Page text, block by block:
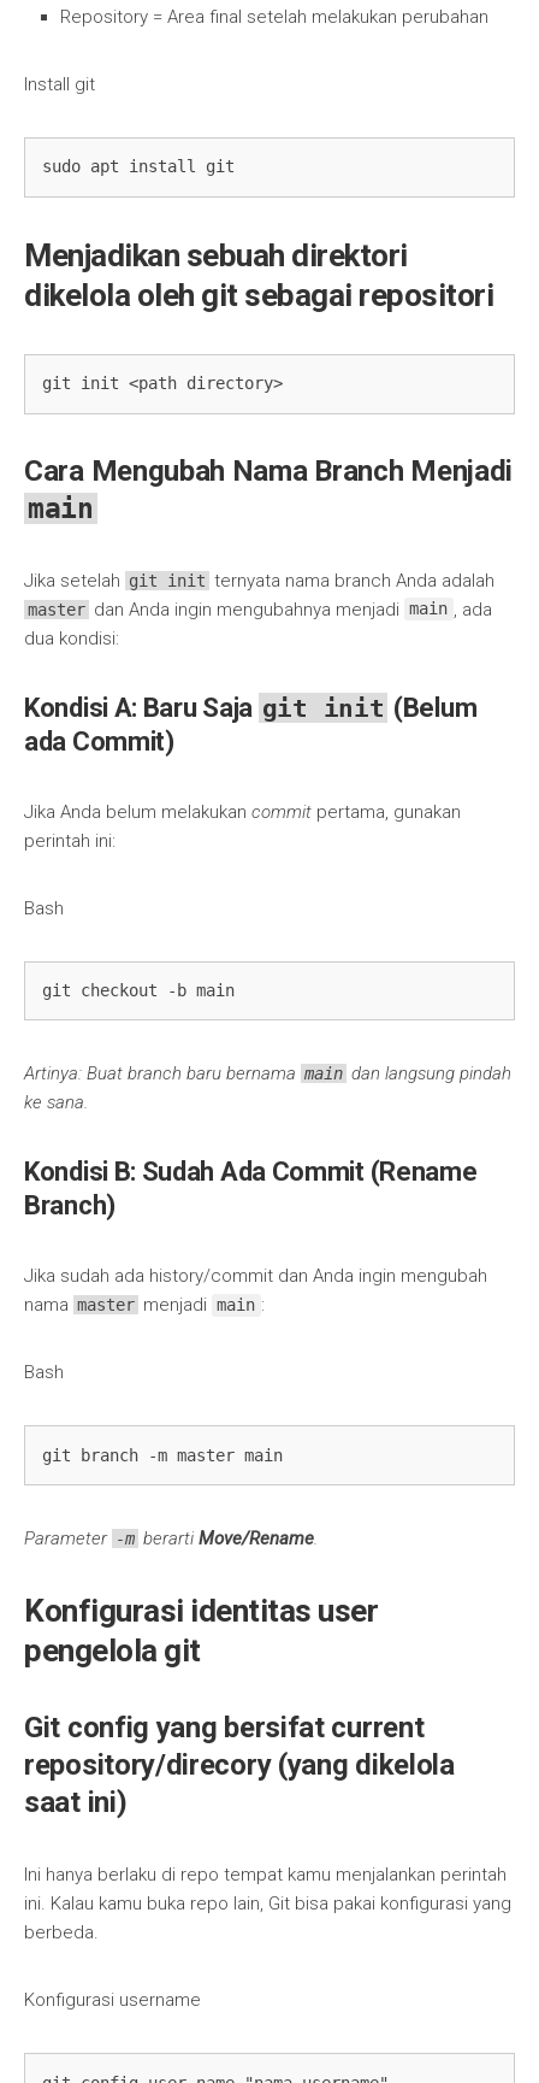
Repository = Area final setelah melakukan perubahan
Install git
sudo apt install git
Menjadikan sebuah direktori
dikelola oleh git sebagai repositori
git init <path directory>
Cara Mengubah Nama Branch Menjadi
main
Jika setelah git init ternyata nama branch Anda adalah
master dan Anda ingin mengubahnya menjadi main
, ada
dua kondisi:
Kondisi A: Baru Saja git init (Belum
ada Commit)
Jika Anda belum melakukan commit pertama, gunakan
perintah ini:
Bash
git checkout -b main
Artinya: Buat branch baru bernama main dan langsung pindah
ke sana.
Kondisi B: Sudah Ada Commit (Rename
Branch)
Jika sudah ada history/commit dan Anda ingin mengubah
nama master menjadi main :
Bash
git branch -m master main
Parameter -m berarti Move/Rename.
Konfigurasi identitas user
pengelola git
Git config yang bersifat current
repository/direcory (yang dikelola
saat ini)
Ini hanya berlaku di repo tempat kamu menjalankan perintah
ini. Kalau kamu buka repo lain, Git bisa pakai konfigurasi yang
berbeda.
Konfigurasi username